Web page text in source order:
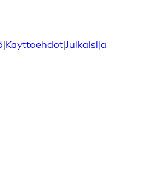
|Kayttoehdot|Julkaisija